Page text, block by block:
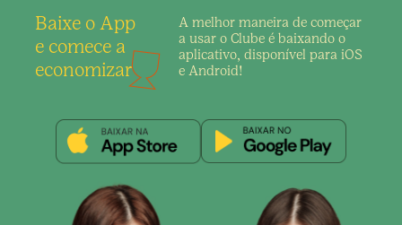
Baixe o App
e comece a
economizar
A melhor maneira de começar
a usar o Clube é baixando o
aplicativo, disponível para iOS
e Android!